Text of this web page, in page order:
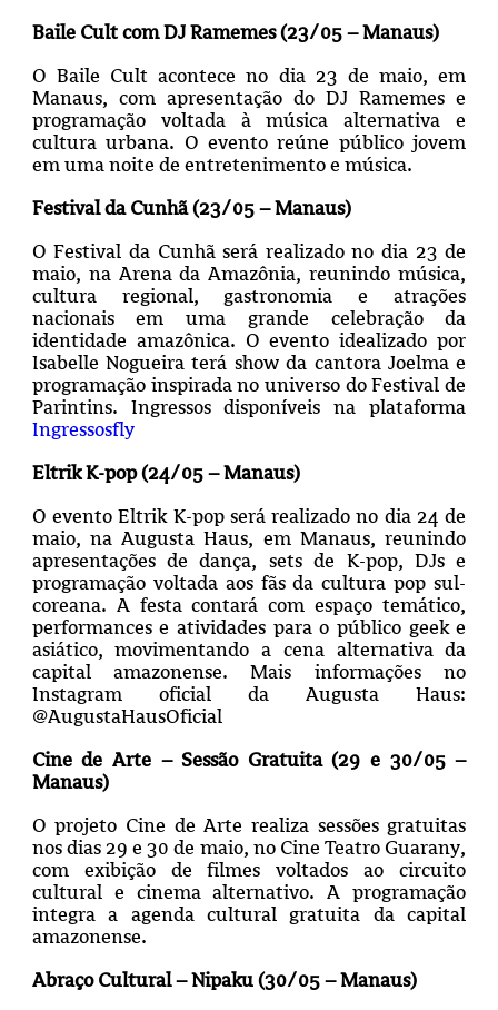
Baile Cult com DJ Ramemes (23/05 – Manaus)
O Baile Cult acontece no dia 23 de maio, em
Manaus, com apresentação do DJ Ramemes e
programação voltada à música alternativa e
cultura urbana. O evento reúne público jovem
em uma noite de entretenimento e música.
Festival da Cunhã (23/05 – Manaus)
O Festival da Cunhã será realizado no dia 23 de
maio, na Arena da Amazônia, reunindo música,
cultura regional, gastronomia e atrações
nacionais em uma grande celebração da
identidade amazônica. O evento idealizado por
Isabelle Nogueira terá show da cantora Joelma e
programação inspirada no universo do Festival de
Parintins. Ingressos disponíveis na plataforma
Ingressosfly
Eltrik K-pop (24/05 – Manaus)
O evento Eltrik K-pop será realizado no dia 24 de
maio, na Augusta Haus, em Manaus, reunindo
apresentações de dança, sets de K-pop, DJs e
programação voltada aos fãs da cultura pop sul-
coreana. A festa contará com espaço temático,
performances e atividades para o público geek e
asiático, movimentando a cena alternativa da
capital amazonense. Mais informações no
Instagram oficial da Augusta Haus:
@AugustaHausOficial
Cine de Arte – Sessão Gratuita (29 e 30/05 –
Manaus)
O projeto Cine de Arte realiza sessões gratuitas
nos dias 29 e 30 de maio, no Cine Teatro Guarany,
com exibição de filmes voltados ao circuito
cultural e cinema alternativo. A programação
integra a agenda cultural gratuita da capital
amazonense.
Abraço Cultural – Nipaku (30/05 – Manaus)